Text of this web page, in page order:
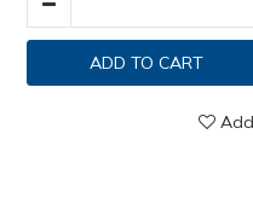
ADD TO CART